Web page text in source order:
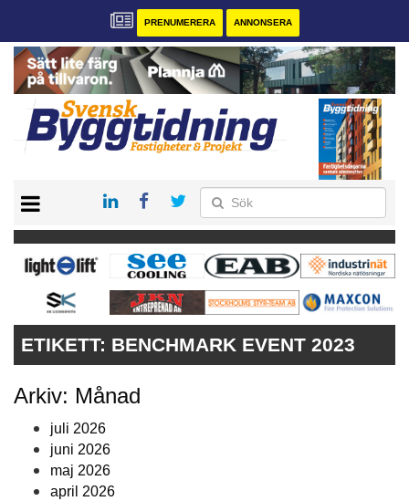
PRENUMERERA ANNONSERA
PRENUMERERA
VÅRA ANDRA MAGASIN
ANNONSERA
ETIKETT: BENCHMARK EVENT 2023
Arkiv: Månad
juli 2026
juni 2026
maj 2026
april 2026